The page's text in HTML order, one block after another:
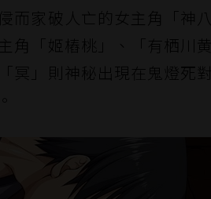
而家破人亡的女主角「神八
角「姬樁桃」、「有栖川黄
冥」則神秘出現在鬼燈死對